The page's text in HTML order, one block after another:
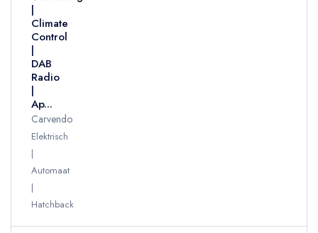
|
Climate
Control
|
DAB
Radio
|
Ap...
Carvendo
Elektrisch
Automaat
Hatchback